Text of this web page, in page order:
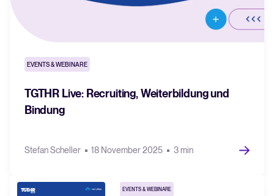
EVENTS & WEBINARE
TGTHR Live: Recruiting, Weiterbildung und
Bindung
Stefan Scheller 18 November 2025 3 min
EVENTS & WEBINARE